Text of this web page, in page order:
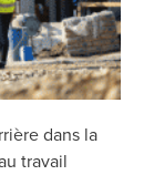
dans la
travail